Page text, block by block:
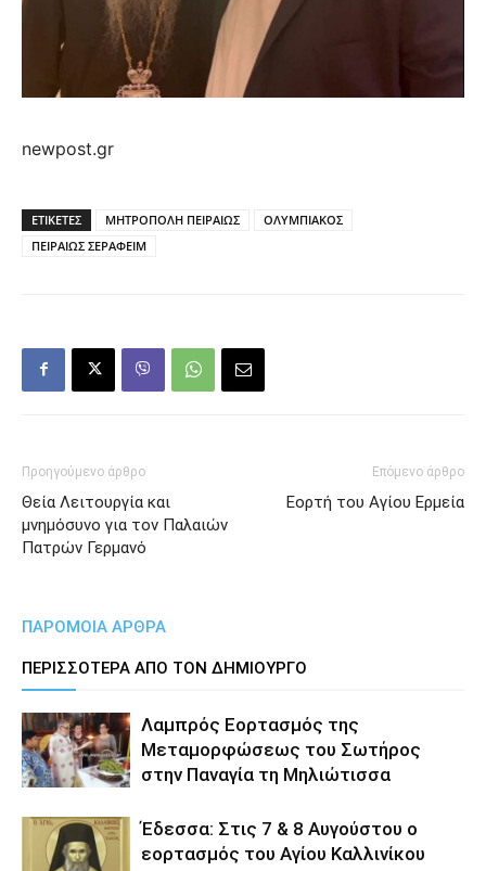
newpost.gr
ΕΤΙΚΕΤΕΣ ΜΗΤΡΟΠΟΛΗ ΠΕΙΡΑΙΩΣ
ΟΛΥΜΠΙΑΚΟΣ
ΠΕΙΡΑΙΩΣ ΣΕΡΑΦΕΙΜ
Προηγούμενο άρθρο
Θεία Λειτουργία και
μνημόσυνο για τον Παλαιών
Πατρών Γερμανό
Επόμενο άρθρο
Εορτή του Αγίου Ερμεία
ΠΑΡΟΜΟΙΑ ΑΡΘΡΑ
ΠΕΡΙΣΣΟΤΕΡΑ ΑΠΟ ΤΟΝ ΔΗΜΙΟΥΡΓΟ
Λαμπρός Εορτασμός της
Μεταμορφώσεως του Σωτήρος
στην Παναγία τη Μηλιώτισσα
Έδεσσα: Στις 7 & 8 Αυγούστου ο
εορτασμός του Αγίου Καλλινίκου